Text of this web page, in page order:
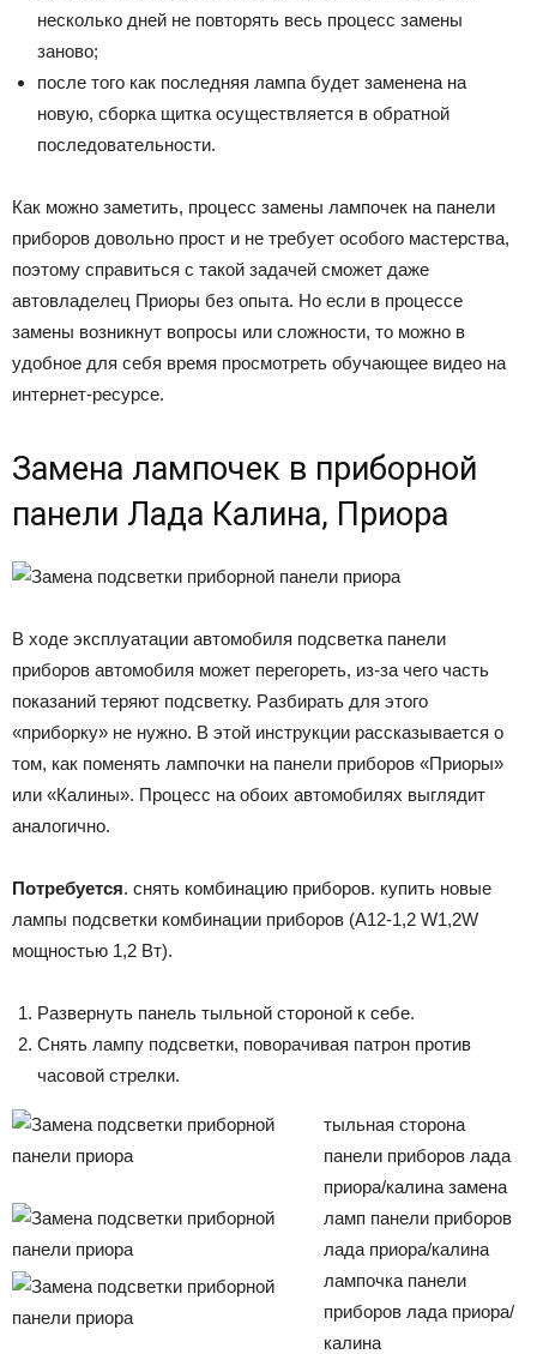
несколько дней не повторять весь процесс замены
заново;
после того как последняя лампа будет заменена на
новую, сборка щитка осуществляется в обратной
последовательности.
Как можно заметить, процесс замены лампочек на панели
приборов довольно прост и не требует особого мастерства,
поэтому справиться с такой задачей сможет даже
автовладелец Приоры без опыта. Но если в процессе
замены возникнут вопросы или сложности, то можно в
удобное для себя время просмотреть обучающее видео на
интернет-ресурсе.
Замена лампочек в приборной
панели Лада Калина, Приора
В ходе эксплуатации автомобиля подсветка панели
приборов автомобиля может перегореть, из-за чего часть
показаний теряют подсветку. Разбирать для этого
«приборку» не нужно. В этой инструкции рассказывается о
том, как поменять лампочки на панели приборов «Приоры»
или «Калины». Процесс на обоих автомобилях выглядит
аналогично.
Потребуется. снять комбинацию приборов. купить новые
лампы подсветки комбинации приборов (А12-1,2 W1,2W
мощностью 1,2 Вт).
Развернуть панель тыльной стороной к себе.
Снять лампу подсветки, поворачивая патрон против
часовой стрелки.
тыльная сторона
панели приборов лада
приора/калина замена
ламп панели приборов
лада приора/калина
лампочка панели
приборов лада приора/
калина